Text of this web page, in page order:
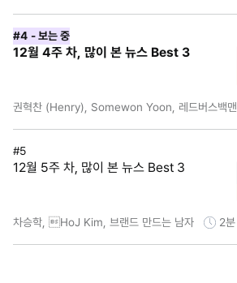
#4 - 보는 중
12월 4주 차, 많이 본 뉴스 Best 3
권혁찬 (Henry), Somewon Yoon, 레드버스백맨
#5
12월 5주 차, 많이 본 뉴스 Best 3
차승학, HoJ Kim, 브랜드 만드는 남자 2분